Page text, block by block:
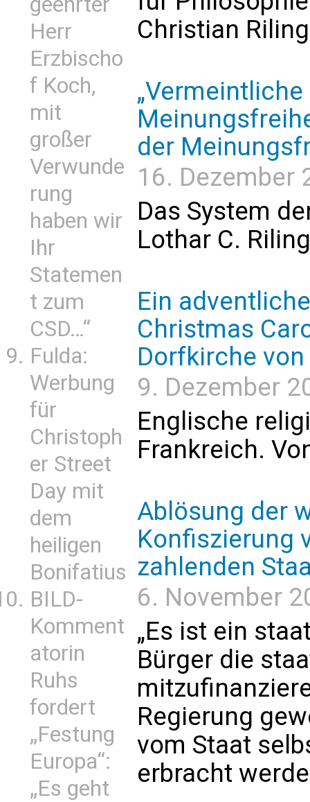
Herr
Erzbischo
f Koch,
mit
großer
Verwunde
rung
haben wir
Ihr
Statemen
t zum
CSD…“
Fulda:
Werbung
für
Christoph
er Street
Day mit
dem
heiligen
Bonifatius
BILD-
Komment
atorin
Ruhs
fordert
„Festung
Europa“:
„Es geht
Christian
der
16. Dezember
Das System
Lothar C.
Ein
Christmas
Dorfkirche
9. Dezember
Englische
Frankreich.
Ablösung der
Konfiszierung
zahlenden
6. November
„Es ist ein
Bürger die
Regierung
vom Staat
erbracht